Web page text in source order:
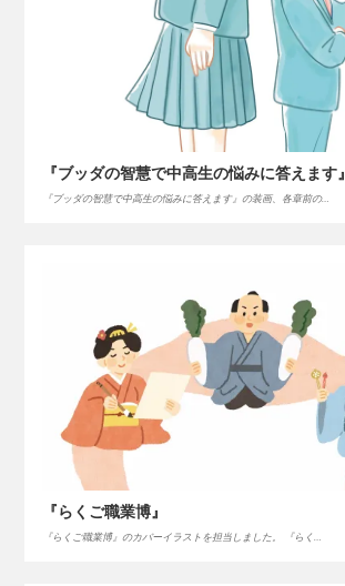
『ブッダの智慧で中高生の悩みに答えます』
『ブッダの智慧で中高生の悩みに答えます』の装画、各章前の…
『らくご職業博』
『らくご職業博』のカバーイラストを担当しました。 『らく…